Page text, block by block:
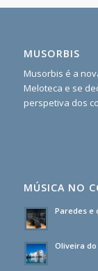
MUSORBIS
Musorbis é a
Meloteca e se
perspetiva dos
MÚSICA NO
Paredes e
Oliveira